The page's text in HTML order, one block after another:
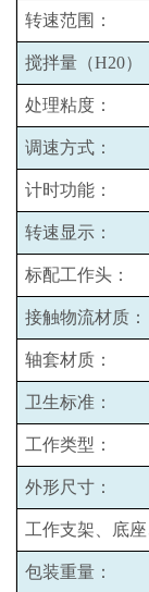
转速范围：
搅拌量（H20）
处理粘度：
调速方式：
计时功能：
转速显示：
标配工作头：
接触物流材质：
轴套材质：
卫生标准：
工作类型：
外形尺寸：
工作支架、底
包装重量：